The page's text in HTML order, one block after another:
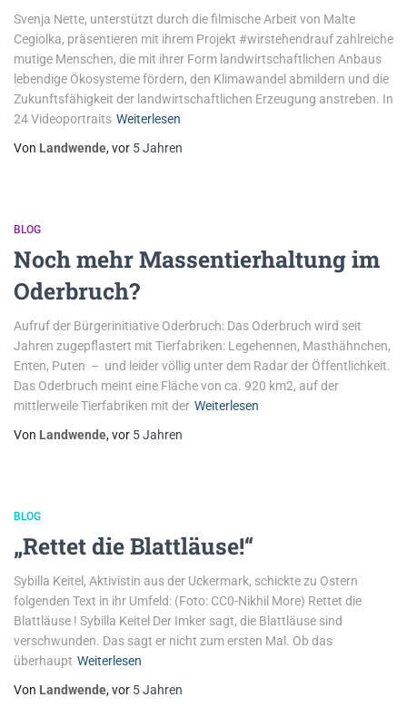
Svenja Nette, unterstützt durch die filmische Arbeit von Malte
Cegiolka, präsentieren mit ihrem Projekt #wirstehendrauf zahlreiche
mutige Menschen, die mit ihrer Form landwirtschaftlichen Anbaus
lebendige Ökosysteme fördern, den Klimawandel abmildern und die
Zukunftsfähigkeit der landwirtschaftlichen Erzeugung anstreben. In
24 Videoportraits Weiterlesen
Von Landwende, vor 5 Jahren
BLOG
Noch mehr Massentierhaltung im
Oderbruch?
Aufruf der Bürgerinitiative Oderbruch: Das Oderbruch wird seit
Jahren zugepflastert mit Tierfabriken: Legehennen, Masthähnchen,
Enten, Puten – und leider völlig unter dem Radar der Öffentlichkeit.
Das Oderbruch meint eine Fläche von ca. 920 km2, auf der
mittlerweile Tierfabriken mit der Weiterlesen
Von Landwende, vor 5 Jahren
BLOG
„Rettet die Blattläuse!“
Sybilla Keitel, Aktivistin aus der Uckermark, schickte zu Ostern
folgenden Text in ihr Umfeld: (Foto: CC0-Nikhil More) Rettet die
Blattläuse ! Sybilla Keitel Der Imker sagt, die Blattläuse sind
verschwunden. Das sagt er nicht zum ersten Mal. Ob das
überhaupt Weiterlesen
Von Landwende, vor 5 Jahren